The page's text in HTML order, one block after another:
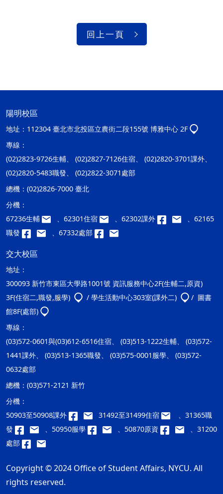
回上一頁
陽明校區
地址： 112304 臺北市北投區立農街二段155號 博雅中心 2F
專線：
(02)2823-9726生輔、 (02)2827-7126住宿、 (02)2820-3701課外、
(02)2820-5483職發、 (02)2822-3071處部
總機： (02)2826-7000 臺北
分機：
67236生輔
、62301住宿 、62302課外
、62165
職發
、67332處部
交大校區
地址：
300093 新竹市東區大學路1001號 資訊服務中心2F(生輔二,原資)
3F(住宿二,職發,服學)
/ 學生活動中心303室(課外二)
/ 圖書
館8F(處部)
專線：
(03)572-0601與(03)612-6516住宿、 (03)513-1222生輔、 (03)572-
1441課外、 (03)513-1365職發、 (03)575-0001服學、 (03)572-
0632處部
總機： (03)571-2121 新竹
分機：
50903至50908課外
31492至31499住宿
、31365職
發
、50950服學 、50870原資
、31200
處部
Copyright © 2024 Office of Student Affairs, NYCU. All
rights reserved.